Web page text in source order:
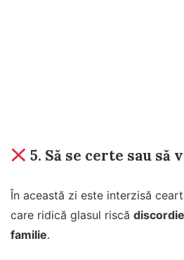
5. Să se certe sau să
În această zi este interzisă
care ridică glasul riscă
familie.